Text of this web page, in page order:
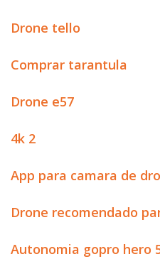
Drone tello
Comprar tarantula
Drone e57
4k 2
App para camara de
Drone recomendado
Autonomia gopro hero